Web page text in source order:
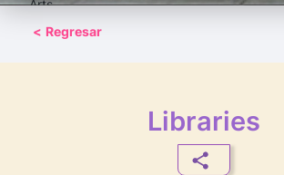
< Regresar
Libraries